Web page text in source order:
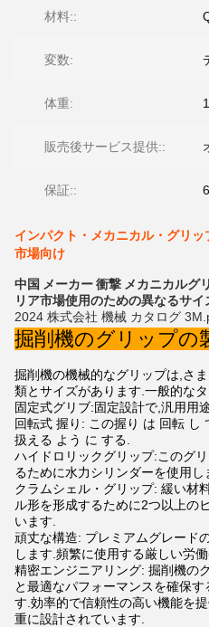
材料::
変数:
体重:
販売後サービス提供::
保証::
インパクト・メカニカル・グリ
市場向け
中国 メーカー 衝撃 メカニカルグ
リア市場使用のための異なるサイ
2024 株式会社 機械 カタログ
掘削機のグリップの
掘削機の機械的なグリップは,さ
類とサイズがあります.一般的な
固定式グリブ:固定設計で,汎用用
回転式 握り: この握り は 回転 し
扱える よう に する.
ハイドロリックグリップ:このグ
るために水力シリンダーを使用し
クラムシェル・グリップ: 緩い材
ル形を形成するために2つ以上の
います.
頑丈な構造: プレミアムグレード
します.頻繁に使用する厳しい労
精密エンジニアリング: 掘削機の
と最適なパフォーマンスを確保
す.効率的で信頼性の高い機能を
重に設計されています.